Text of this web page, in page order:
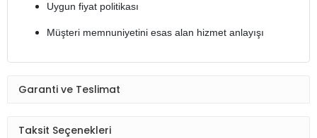
Uygun fiyat politikası
Müşteri memnuniyetini esas alan hizmet anlayışı
Garanti ve Teslimat
Taksit Seçenekleri